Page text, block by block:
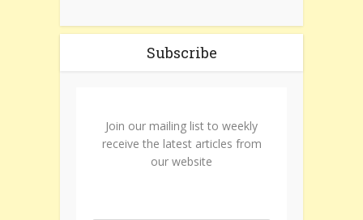
Subscribe
Join our mailing list to weekly
receive the latest articles from
our website